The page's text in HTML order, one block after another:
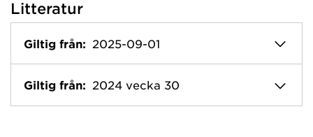
Litteratur
Giltig från: 2025-09-01
Giltig från: 2024 vecka 30